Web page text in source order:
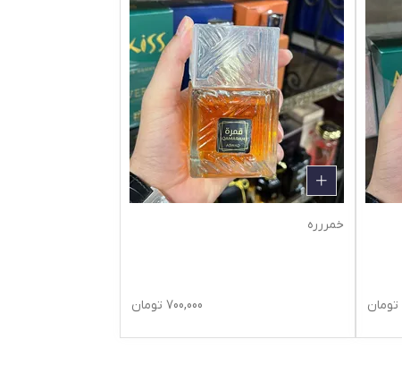
تومان
خمررره
700,000 تومان